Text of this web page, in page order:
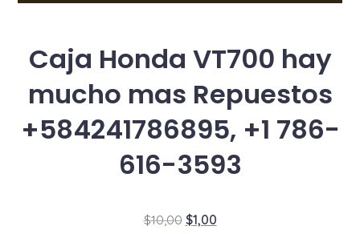
Caja Honda VT700 hay
mucho mas Repuestos
+584241786895, +1 786-
616-3593
$10,00 El
$1,00El